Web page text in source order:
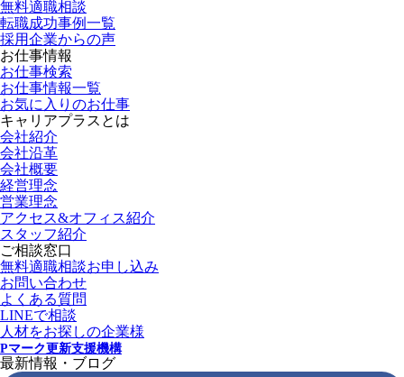
無料適職相談
転職成功事例一覧
採用企業からの声
お仕事情報
お仕事検索
お仕事情報一覧
お気に入りのお仕事
キャリアプラスとは
会社紹介
会社沿革
会社概要
経営理念
営業理念
アクセス&オフィス紹介
スタッフ紹介
ご相談窓口
無料適職相談お申し込み
お問い合わせ
よくある質問
LINEで相談
人材をお探しの企業様
Pマーク更新支援機構
最新情報・ブログ